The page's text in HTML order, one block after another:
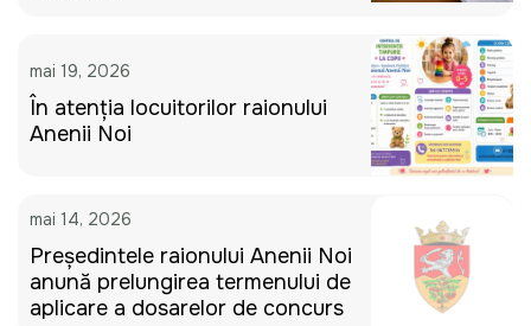
mai 19, 2026
În atenția locuitorilor raionului
Anenii Noi
mai 14, 2026
Președintele raionului Anenii Noi
anunță prelungirea termenului de
aplicare a dosarelor de concurs